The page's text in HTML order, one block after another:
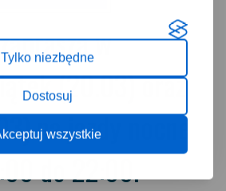
Tylko niezbędne
Dostosuj
wszystkie
w
(20.03) oraz
na jazdy nocne
do 22:00.